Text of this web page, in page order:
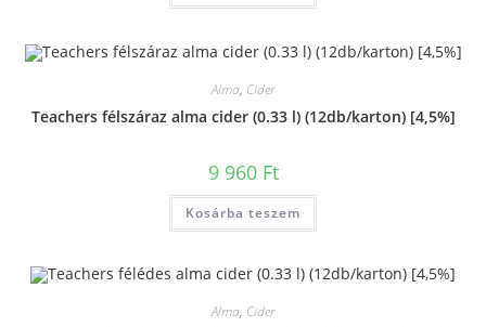
Alma, Cider
Teachers félszáraz alma cider (0.33 l) (12db/karton) [4,5%]
9 960 Ft
Kosárba teszem
Alma, Cider